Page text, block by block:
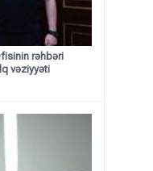
rəhbəri
vəziyyəti